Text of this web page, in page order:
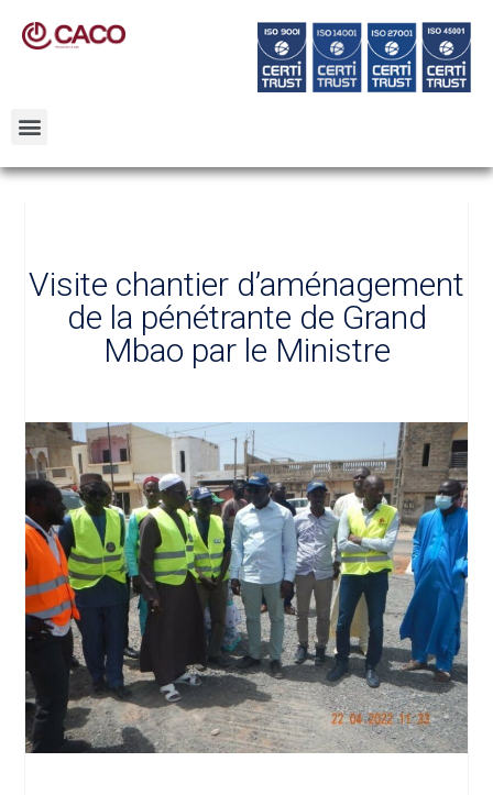
Visite chantier d’aménagement
de la pénétrante de Grand
Mbao par le Ministre